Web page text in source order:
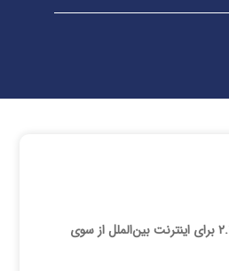
تکذیب اعمال ضریب ۲.۷ برای اینترنت بین‌الملل از سوی